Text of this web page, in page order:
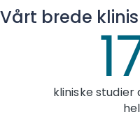
Vårt brede
kliniske